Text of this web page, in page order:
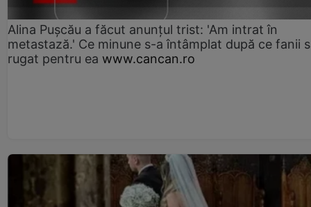
Alina Pușcău a făcut anunțul trist: 'Am intrat în
metastază.' Ce minune s-a întâmplat după ce fanii
rugat pentru ea www.cancan.ro